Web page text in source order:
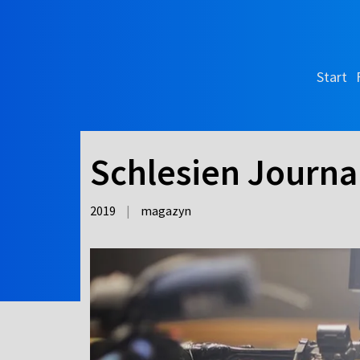
Start
Schlesien
2019 | magazyn